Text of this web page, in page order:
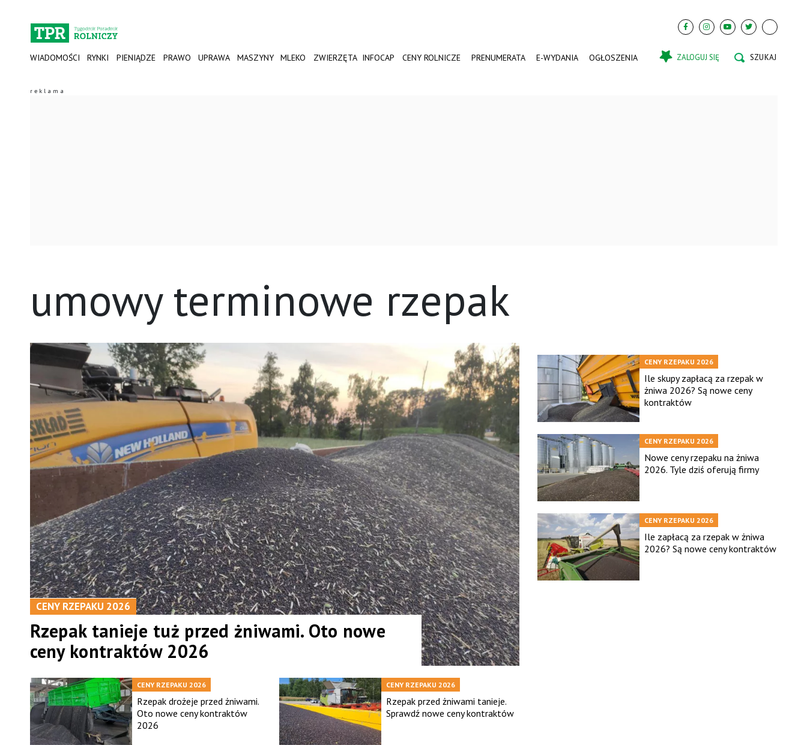
WIADOMOŚCI RYNKI PIENIĄDZE PRAWO UPRAWA MASZYNY MLEKO ZWIERZĘTA INFOCAP CENY ROLNICZE PRENUMERATA E-WYDANIA OGŁOSZENIA ZALOGUJ SIĘ
umowy terminowe rzepak
CENY RZEPAKU 2026
Rzepak tanieje tuż przed żniwami. Oto nowe
ceny kontraktów 2026
CENY RZEPAKU 2026
Rzepak drożeje przed żniwami.
Oto nowe ceny kontraktów
2026
CENY RZEPAKU 2026
Rzepak przed żniwami tanieje.
Sprawdź nowe ceny kontraktów
CENY RZEPAKU 2026
Ile skupy zapłacą za rzepak w
żniwa 2026? Są nowe ceny
kontraktów
CENY RZEPAKU 2026
Nowe ceny rzepaku na żniwa
2026. Tyle dziś oferują firmy
CENY RZEPAKU 2026
Ile zapłacą za rzepak w żniwa
2026? Są nowe ceny kontraktów